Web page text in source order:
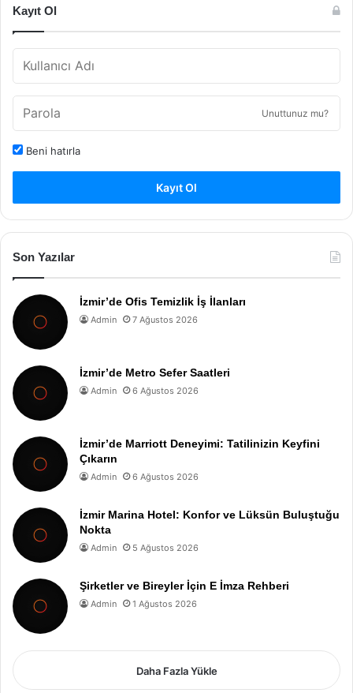
Kayıt Ol
Unuttunuz mu?
Beni hatırla
Kayıt Ol
Son Yazılar
İzmir’de Ofis Temizlik İş İlanları
Admin 7 Ağustos 2026
İzmir’de Metro Sefer Saatleri
Admin 6 Ağustos 2026
İzmir’de Marriott Deneyimi: Tatilinizin Keyfini
Çıkarın
Admin 6 Ağustos 2026
İzmir Marina Hotel: Konfor ve Lüksün Buluştuğu
Nokta
Admin 5 Ağustos 2026
Şirketler ve Bireyler İçin E İmza Rehberi
Admin 1 Ağustos 2026
Daha Fazla Yükle